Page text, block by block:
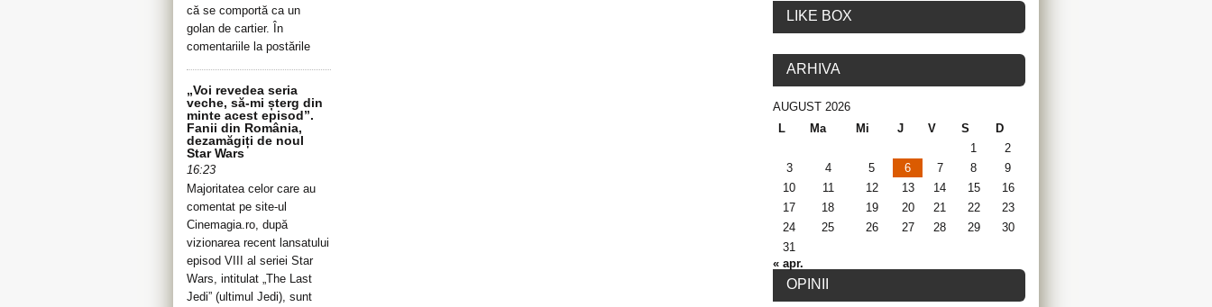
că se comportă ca un
golan de cartier. În
comentariile la postările
„Voi revedea seria
veche, să-mi șterg din
minte acest episod”.
Fanii din România,
dezamăgiți de noul
Star Wars
16:23
Majoritatea celor care au
comentat pe site-ul
Cinemagia.ro, după
vizionarea recent lansatului
episod VIII al seriei Star
Wars, intitulat „The Last
Jedi” (ultimul Jedi), sunt
LIKE BOX
ARHIVA
AUGUST 2026
L
Ma Mi J V S
D
1
2
3
4 5 6 7 8
9
10
11 12 13 14 15
16
17
18 19 20 21 22
23
24
25 26 27 28 29
30
31
« apr.
OPINII